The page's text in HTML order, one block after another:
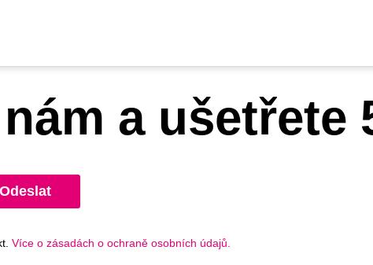
a ušetřete
Odeslat
Více o zásadách o ochraně osobních údajů.